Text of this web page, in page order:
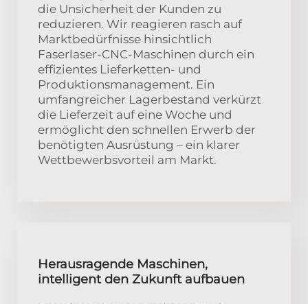
die Unsicherheit der Kunden zu
reduzieren. Wir reagieren rasch auf
Marktbedürfnisse hinsichtlich
Faserlaser-CNC-Maschinen durch ein
effizientes Lieferketten- und
Produktionsmanagement. Ein
umfangreicher Lagerbestand verkürzt
die Lieferzeit auf eine Woche und
ermöglicht den schnellen Erwerb der
benötigten Ausrüstung – ein klarer
Wettbewerbsvorteil am Markt.
Herausragende Maschinen,
intelligent den Zukunft aufbauen